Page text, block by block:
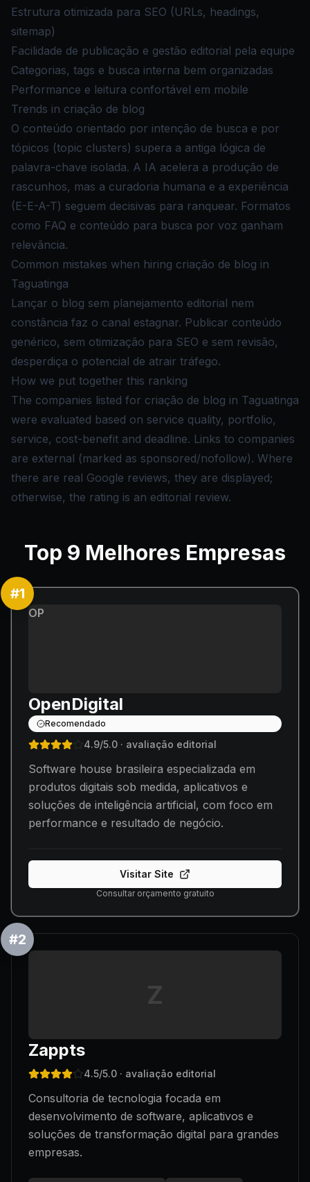
Estrutura otimizada para SEO (URLs, headings,
sitemap)
Facilidade de publicação e gestão editorial pela equipe
Categorias, tags e busca interna bem organizadas
Performance e leitura confortável em mobile
Trends in criação de blog
O conteúdo orientado por intenção de busca e por
tópicos (topic clusters) supera a antiga lógica de
palavra-chave isolada. A IA acelera a produção de
rascunhos, mas a curadoria humana e a experiência
(E-E-A-T) seguem decisivas para ranquear. Formatos
como FAQ e conteúdo para busca por voz ganham
relevância.
Common mistakes when hiring criação de blog in
Taguatinga
Lançar o blog sem planejamento editorial nem
constância faz o canal estagnar. Publicar conteúdo
genérico, sem otimização para SEO e sem revisão,
desperdiça o potencial de atrair tráfego.
How we put together this ranking
The companies listed for criação de blog in Taguatinga
were evaluated based on service quality, portfolio,
service, cost-benefit and deadline. Links to companies
are external (marked as sponsored/nofollow). Where
there are real Google reviews, they are displayed;
otherwise, the rating is an editorial review.
Top 9 Melhores Empresas
#1
OP
OpenDigital
Recomendado
4.9/5.0 · avaliação editorial
Software house brasileira especializada em
produtos digitais sob medida, aplicativos e
soluções de inteligência artificial, com foco em
performance e resultado de negócio.
Visitar Site
Consultar orçamento gratuito
#2
Z
Zappts
4.5/5.0 · avaliação editorial
Consultoria de tecnologia focada em
desenvolvimento de software, aplicativos e
soluções de transformação digital para grandes
empresas.